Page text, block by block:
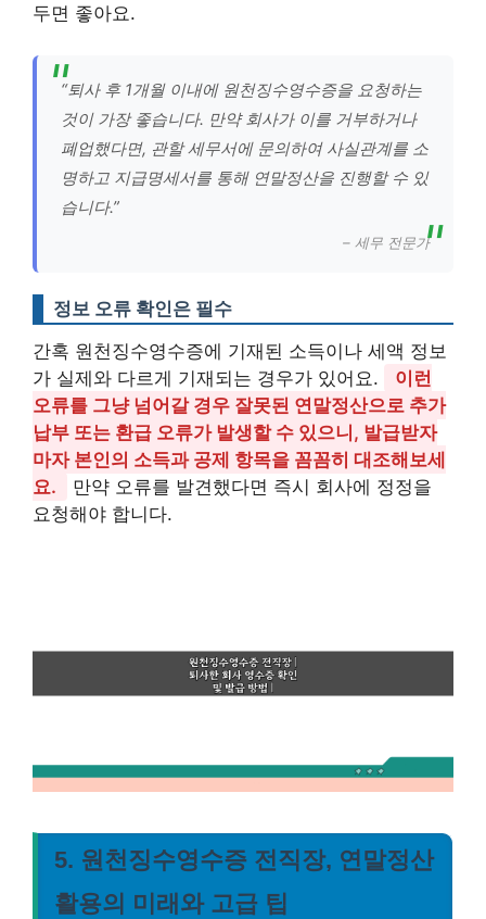
두면 좋아요.
“퇴사 후 1개월 이내에 원천징수영수증을 요청하는
것이 가장 좋습니다. 만약 회사가 이를 거부하거나
폐업했다면, 관할 세무서에 문의하여 사실관계를 소
명하고 지급명세서를 통해 연말정산을 진행할 수 있
습니다.”
– 세무 전문가
정보 오류 확인은 필수
간혹 원천징수영수증에 기재된 소득이나 세액 정보
가 실제와 다르게 기재되는 경우가 있어요.
이런
오류를 그냥 넘어갈 경우 잘못된 연말정산으로 추가
납부 또는 환급 오류가 발생할 수 있으니, 발급받자
마자 본인의 소득과 공제 항목을 꼼꼼히 대조해보세
요.
만약 오류를 발견했다면 즉시 회사에 정정을
요청해야 합니다.
5. 원천징수영수증 전직장, 연말정산
활용의 미래와 고급 팁